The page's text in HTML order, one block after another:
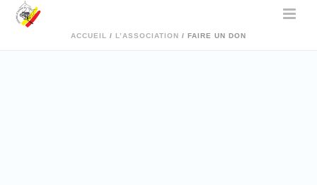
ACCUEIL / L’ASSOCIATION / FAIRE UN DON